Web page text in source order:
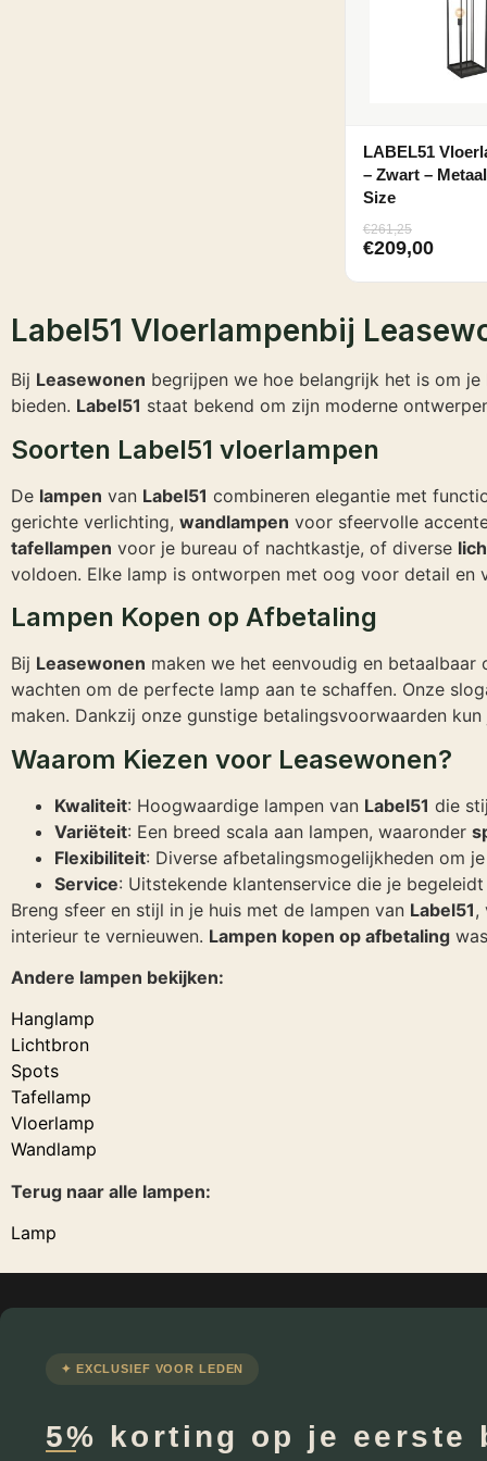
LABEL51
– Zwart –
Size
€261,25
€209,00
Label51 Vloerlampenbij
Bij Leasewonen begrijpen we hoe belangrijk het is om
bieden. Label51 staat bekend om zijn moderne
Soorten Label51 vloerlampen
De lampen van Label51 combineren elegantie met
gerichte verlichting, wandlampen voor sfeervolle
tafellampen voor je bureau of nachtkastje, of diverse
voldoen. Elke lamp is ontworpen met oog voor detail en
Lampen Kopen op Afbetaling
Bij Leasewonen maken we het eenvoudig en
wachten om de perfecte lamp aan te schaffen. Onze
maken. Dankzij onze gunstige betalingsvoorwaarden
Waarom Kiezen voor Leasewonen?
Kwaliteit: Hoogwaardige lampen van Label51 die
Variëteit: Een breed scala aan lampen, waaronder
Flexibiliteit: Diverse afbetalingsmogelijkheden om
Service: Uitstekende klantenservice die je
Breng sfeer en stijl in je huis met de lampen van Label51,
interieur te vernieuwen. Lampen kopen op afbetaling
Andere lampen bekijken:
Hanglamp
Lichtbron
Spots
Tafellamp
Vloerlamp
Wandlamp
Terug naar alle lampen:
Lamp
✦ EXCLUSIEF VOOR LEDEN
5% korting op je eerste